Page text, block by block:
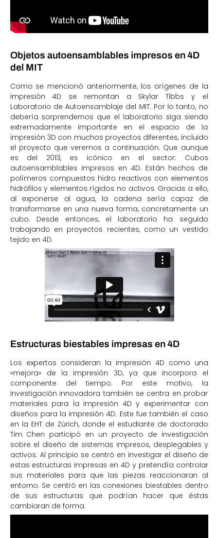
Objetos autoensamblables impresos en 4D
del MIT
Como se mencionó anteriormente, los orígenes de la
impresión 4D se remontan a Skylar Tibbs y el
Laboratorio de Autoensamblaje del MIT. Por lo tanto, no
debería sorprendernos que el laboratorio siga siendo
extremadamente importante en el espacio de la
impresión 3D con muchos proyectos diferentes, incluido
el proyecto que veremos a continuación. Que aunque
es del 2013, es icónico en el sector: Cubos
autoensamblables impresos en 4D. Están hechos de
polímeros compuestos hidro reactivos con elementos
hidrófilos y elementos rígidos no activos. Gracias a ello,
al exponerse al agua, la cadena sería capaz de
transformarse en una nueva forma, concretamente un
cubo. Desde entonces, el laboratorio ha seguido
trabajando en proyectos recientes, como un vestido
tejido en 4D.
Estructuras biestables impresas en 4D
Los expertos consideran la impresión 4D como una
«mejora» de la impresión 3D, ya que incorpora el
componente del tiempo. Por este motivo, la
investigación innovadora también se centra en probar
materiales para la impresión 4D y experimentar con
diseños para la impresión 4D. Este fue también el caso
en la EHT de Zúrich, donde el estudiante de doctorado
Tim Chen participó en un proyecto de investigación
sobre el diseño de sistemas impresos, desplegables y
activos. Al principio se centró en investigar el diseño de
estas estructuras impresas en 4D y pretendía controlar
sus materiales para que las piezas reaccionaran al
entorno. Se centró en las conexiones biestables dentro
de sus estructuras que podrían hacer que éstas
cambiaran de forma.